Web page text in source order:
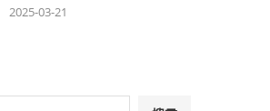
2025-03-21